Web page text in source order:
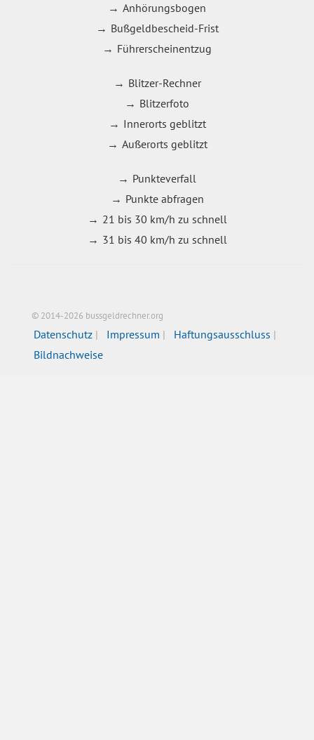
Anhörungsbogen
Bußgeldbescheid-Frist
Führerscheinentzug
Blitzer-Rechner
Blitzerfoto
Innerorts geblitzt
Außerorts geblitzt
Punkteverfall
Punkte abfragen
21 bis 30 km/h zu schnell
31 bis 40 km/h zu schnell
© 2014-2026 bussgeldrechner.org
Datenschutz Impressum
Haftungsausschluss
Bildnachweise